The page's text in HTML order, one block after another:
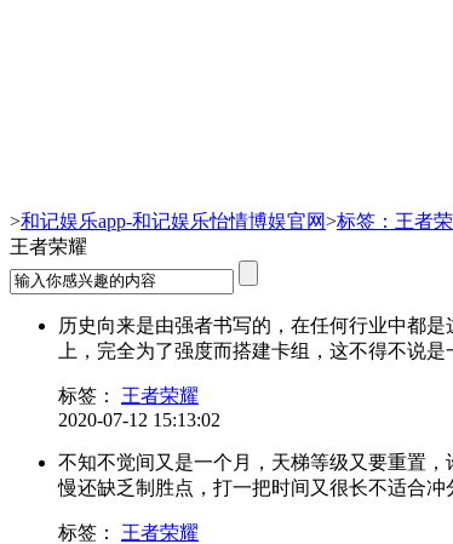
>和记娱乐app-和记娱乐怡情博娱官网>标签：王者
王者荣耀
历史向来是由强者书写的，在任何行业中都
上，完全为了强度而搭建卡组，这不得不说
标签：
王者荣耀
2020-07-12 15:13:02
不知不觉间又是一个月，天梯等级又要重置
慢还缺乏制胜点，打一把时间又很长不适合冲
标签：
王者荣耀